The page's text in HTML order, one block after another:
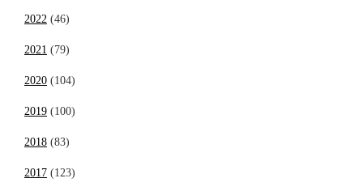
2022 (46)
2021 (79)
2020 (104)
2019 (100)
2018 (83)
2017 (123)